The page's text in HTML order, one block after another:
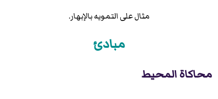
مثال على التمويه بالإبهار.
مبادئ
محاكاة المحيط